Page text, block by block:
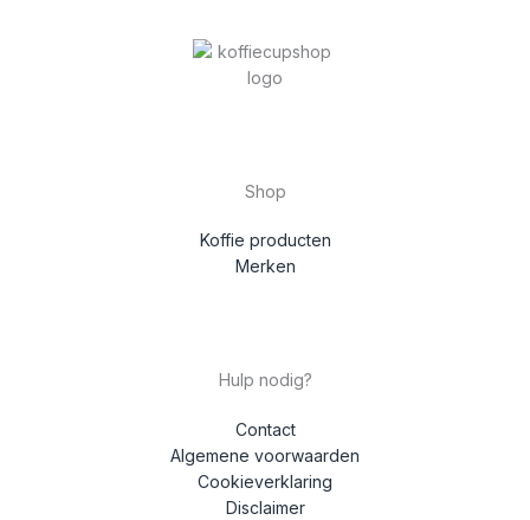
Shop
Koffie producten
Merken
Hulp nodig?
Contact
Algemene voorwaarden
Cookieverklaring
Disclaimer